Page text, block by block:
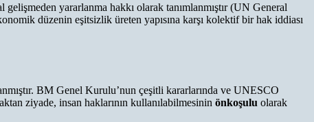
yararlanma hakkı olarak tanımlanmıştır (UN General
düzenin eşitsizlik üreten yapısına karşı kolektif bir hak iddiası
BM Genel Kurulu’nun çeşitli kararlarında ve UNESCO
ziyade, insan haklarının kullanılabilmesinin önkoşulu olarak